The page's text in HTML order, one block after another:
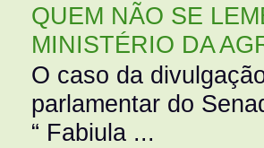
QUEM NÃO SE
MINISTÉRIO DA
O caso da
parlamentar do
“ Fabiula ...